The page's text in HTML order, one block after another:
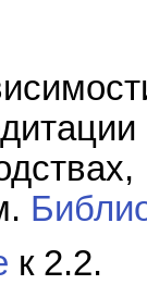
к 2.2.